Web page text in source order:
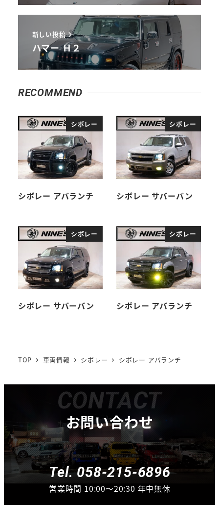
新しい投稿
ハマー Ｈ２
RECOMMEND
シボレー
シボレー アバランチ
シボレー
シボレー サバーバン
シボレー
シボレー サバーバン
シボレー
シボレー アバランチ
TOP 車両情報 シボレー シボレー アバランチ
CONTACT
お問い合わせ
Tel. 058-215-6896
営業時間 10:00〜20:30 年中無休